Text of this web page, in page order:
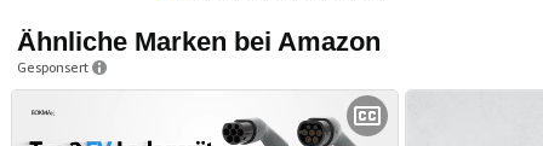
Ähnliche Marken bei Amazon
Gesponsert